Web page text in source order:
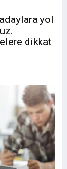
yol
dikkat